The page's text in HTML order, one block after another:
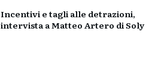
Incentivi e tagli alle detrazioni,
intervista a Matteo Artero di Soly